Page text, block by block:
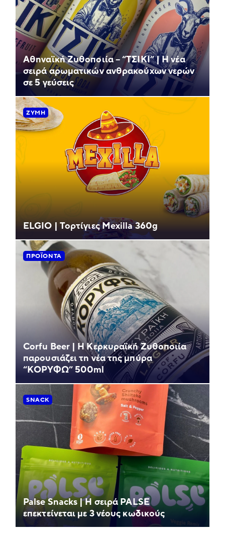
Αθηναϊκή Ζυθοποιία – “ΤΣΙΚΙ” | Η νέα
σειρά αρωματικών ανθρακούχων νερών
σε 5 γεύσεις
ΖΎΜΗ
ELGIO | Τορτίγιες Mexilla 360g
ΠΡΟΪΌΝΤΑ
Corfu Beer | Η Κερκυραϊκή Ζυθοποιία
παρουσιάζει τη νέα της μπύρα
“ΚΟΡΥΦΩ” 500ml
SNACK
Palse Snacks | Η σειρά PALSE
επεκτείνεται με 3 νέους κωδικούς